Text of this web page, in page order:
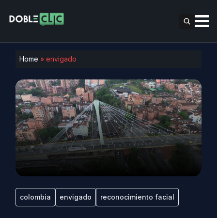
Home » envigado
colombia envigado reconocimiento facial